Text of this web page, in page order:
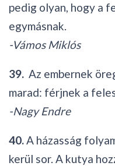
pedig olyan, hogy a
egymásnak.
-Vámos Miklós
39. Az embernek
marad: férjnek a
-Nagy Endre
40.A házasság
kerül sor. A kutya